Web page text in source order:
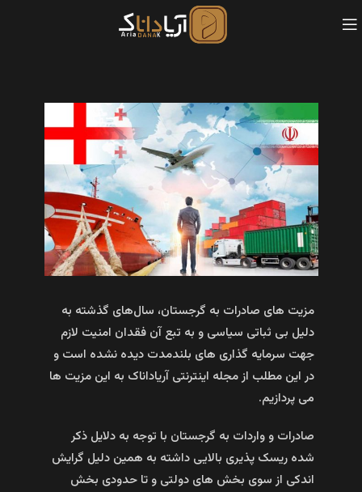
مزیت های صادرات به گرجستان، سال‌های گذشته به
دلیل بی‌ ثباتی سیاسی و به تبع آن فقدان امنیت لازم
جهت سرمایه‌ گذاری‌ های بلندمدت دیده نشده است و
در این مطلب از مجله اینترنتی آریاداناک به این مزیت ها
می پردازیم.
صادرات و واردات به گرجستان با توجه به دلایل ذکر
شده ریسک‌ پذیری بالایی داشته به همین دلیل گرایش
اندکی از سوی بخش های دولتی و تا حدودی بخش